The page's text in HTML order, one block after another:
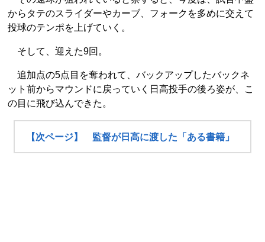
からタテのスライダーやカーブ、フォークを多めに交えて
投球のテンポを上げていく。
そして、迎えた9回。
追加点の5点目を奪われて、バックアップしたバックネ
ット前からマウンドに戻っていく日高投手の後ろ姿が、こ
の目に飛び込んできた。
【次ページ】 監督が日高に渡した「ある書籍」